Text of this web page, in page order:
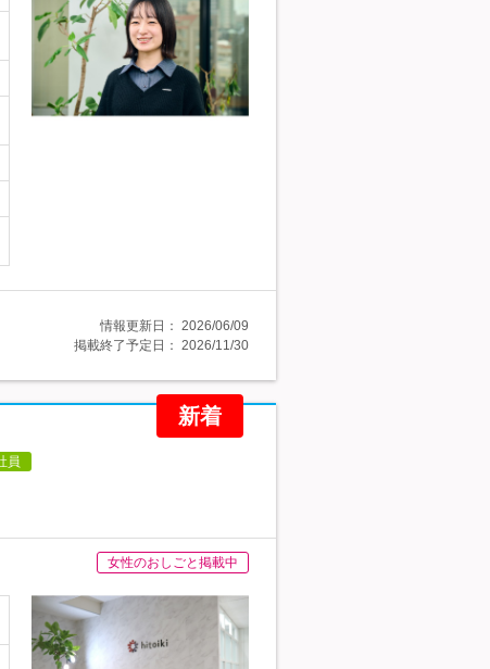
情報更新日： 2026/06/09
掲載終了予定日： 2026/11/30
新着
員
女性のおしごと掲載中